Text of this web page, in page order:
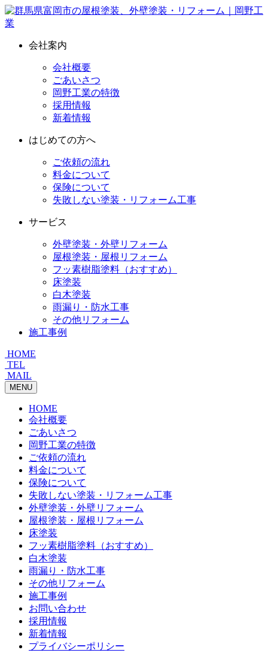
会社案内
会社概要
ごあいさつ
岡野工業の特徴
採用情報
新着情報
はじめての方へ
ご依頼の流れ
料金について
保険について
失敗しない塗装・リフォーム工事
サービス
外壁塗装・外壁リフォーム
屋根塗装・屋根リフォーム
フッ素樹脂塗料（おすすめ）
床塗装
白木塗装
雨漏り・防水工事
その他リフォーム
施工事例
HOME
TEL
MAIL
MENU
HOME
会社概要
ごあいさつ
岡野工業の特徴
ご依頼の流れ
料金について
保険について
失敗しない塗装・リフォーム工事
外壁塗装・外壁リフォーム
屋根塗装・屋根リフォーム
床塗装
フッ素樹脂塗料（おすすめ）
白木塗装
雨漏り・防水工事
その他リフォーム
施工事例
お問い合わせ
採用情報
新着情報
プライバシーポリシー